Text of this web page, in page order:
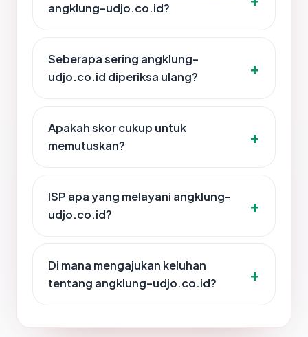
angklung-udjo.co.id?
Seberapa sering angklung-
udjo.co.id diperiksa ulang?
Apakah skor cukup untuk
memutuskan?
ISP apa yang melayani angklung-
udjo.co.id?
Di mana mengajukan keluhan
tentang angklung-udjo.co.id?